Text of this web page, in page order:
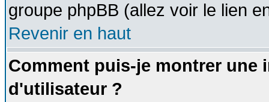
groupe phpBB (allez voir le lien
Revenir en haut
Comment puis-je montrer une
d'utilisateur ?